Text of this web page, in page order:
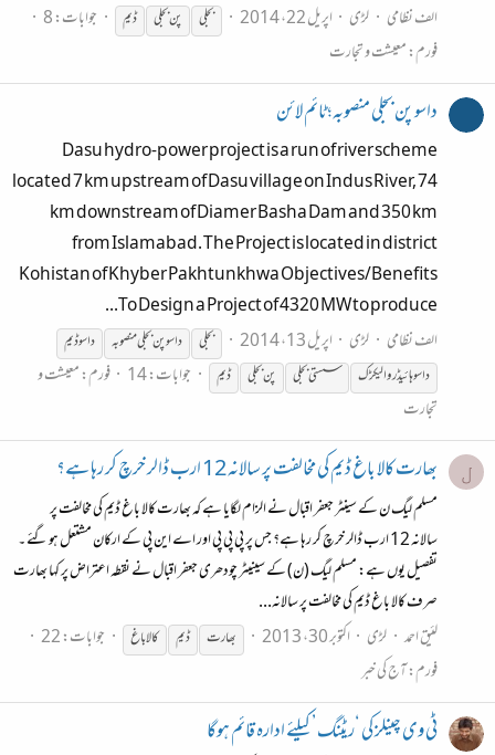
الف نظامی
لڑی اپریل 22، 2014 بجلی پن بجلی ڈیم
جوابات: 8
فورم:معیشت و تجارت
داسو پن بجلی منصوبہ؛ٹائم لائن
Dasu hydro-power project is a run of river scheme
located 7 km upstream of Dasu village on Indus River, 74
km downstream of Diamer Basha Dam and 350 km
from Islamabad. The Project is located in district
Kohistan of Khyber Pakhtunkhwa Objectives/Benefits
To Design a Project of 4320 MW to produce...
الف نظامی
لڑی اپریل 13، 2014 بجلی داسو پن بجلی منصوبہ داسوڈیم
داسو ہائیڈرو الیکڑک
سستی بجلی پن بجلی ڈیم جوابات: 14 فورم:معیشت و
تجارت
ل بھارت کالا باغ ڈیم کی مخالفت پر سالانہ 12 ارب ڈالر خرچ کر رہا ہے؟
مسلم لیگ ن کے سینٹر جعفر اقبال نے الزام لگایا ہے کہ بھارت کالا باغ ڈیم کی مخالفت پر
سالانہ 12 ارب ڈالر خرچ کر رہا ہے؟ جس پر پی پی پی اور اے این پی کے ارکان مشتعل ہو گئے ۔
تفصیل یوں ہے: مسلم لیگ (ن) کے سینیٹر چودھری جعفر اقبال نے نقطہ اعتراض پر کہا بھارت
صرف کالا باغ ڈیم کی مخالفت پر سالانہ...
لئیق احمد لڑی اکتوبر 30، 2013 بھارت ڈیم کالا باغ
جوابات: 22
فورم:آج کی خبر
ٹی وی چینلز کی ‘ریٹنگ’ کیلئے ادارہ قائم ہوگا